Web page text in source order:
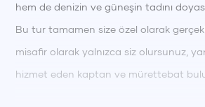
hem de denizin ve güneşin tadını
Bu tur tamamen size özel olarak
misafir olarak yalnızca siz olursunuz,
hizmet eden kaptan ve mürettebat